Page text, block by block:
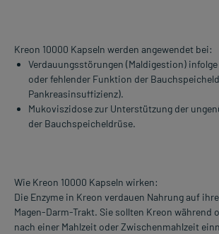
Kreon 10000 Kapseln werden angewendet bei:
Verdauungsstörungen (Maldigestion)
oder fehlender Funktion der
Pankreasinsuffizienz).
Mukoviszidose zur Unterstützung der
der Bauchspeicheldrüse.
Wie Kreon 10000 Kapseln wirken:
Die Enzyme in Kreon verdauen Nahrung auf
Magen-Darm-Trakt. Sie sollten Kreon während
nach einer Mahlzeit oder Zwischenmahlzeit